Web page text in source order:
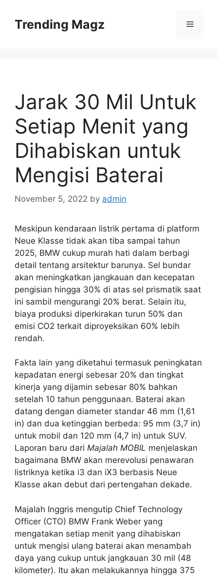
contentTrending Magz Menu
Jarak 30 Mil Untuk
Setiap Menit yang
Dihabiskan untuk
Mengisi Baterai
November 5, 2022 by admin
Meskipun kendaraan listrik pertama di platform
Neue Klasse tidak akan tiba sampai tahun
2025, BMW cukup murah hati dalam berbagi
detail tentang arsitektur barunya. Sel bundar
akan meningkatkan jangkauan dan kecepatan
pengisian hingga 30% di atas sel prismatik saat
ini sambil mengurangi 20% berat. Selain itu,
biaya produksi diperkirakan turun 50% dan
emisi CO2 terkait diproyeksikan 60% lebih
rendah.
Fakta lain yang diketahui termasuk peningkatan
kepadatan energi sebesar 20% dan tingkat
kinerja yang dijamin sebesar 80% bahkan
setelah 10 tahun penggunaan. Baterai akan
datang dengan diameter standar 46 mm (1,61
in) dan dua ketinggian berbeda: 95 mm (3,7 in)
untuk mobil dan 120 mm (4,7 in) untuk SUV.
Laporan baru dari Majalah MOBIL menjelaskan
bagaimana BMW akan merevolusi penawaran
listriknya ketika i3 dan iX3 berbasis Neue
Klasse akan debut dari pertengahan dekade.
Majalah Inggris mengutip Chief Technology
Officer (CTO) BMW Frank Weber yang
mengatakan setiap menit yang dihabiskan
untuk mengisi ulang baterai akan menambah
daya yang cukup untuk jangkauan 30 mil (48
kilometer). Itu akan melakukannya hingga 375